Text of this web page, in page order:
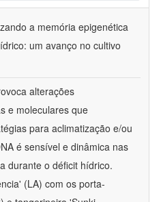
a memória epigenética
um avanço no cultivo
alterações
e moleculares que
para aclimatização e/ou
é sensível e dinâmica nas
durante o déficit hídrico.
(LA) com os porta-